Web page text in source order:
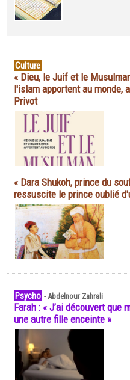
Culture
« Dieu, le Juif et le
l'islam apportent au monde,
Privot
« Dara Shukoh, prince du
ressuscite le prince oublié
Psycho -Abdelnour Zahrali
Farah : « J’ai découvert que
une autre fille enceinte »